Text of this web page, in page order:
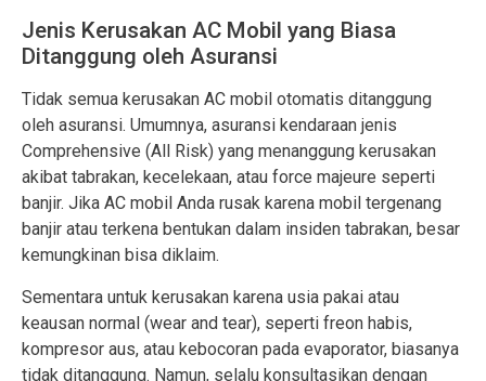
Jenis Kerusakan AC Mobil yang Biasa
Ditanggung oleh Asuransi
Tidak semua kerusakan AC mobil otomatis ditanggung
oleh asuransi. Umumnya, asuransi kendaraan jenis
Comprehensive (All Risk) yang menanggung kerusakan
akibat tabrakan, kecelekaan, atau force majeure seperti
banjir. Jika AC mobil Anda rusak karena mobil tergenang
banjir atau terkena bentukan dalam insiden tabrakan, besar
kemungkinan bisa diklaim.
Sementara untuk kerusakan karena usia pakai atau
keausan normal (wear and tear), seperti freon habis,
kompresor aus, atau kebocoran pada evaporator, biasanya
tidak ditanggung. Namun, selalu konsultasikan dengan